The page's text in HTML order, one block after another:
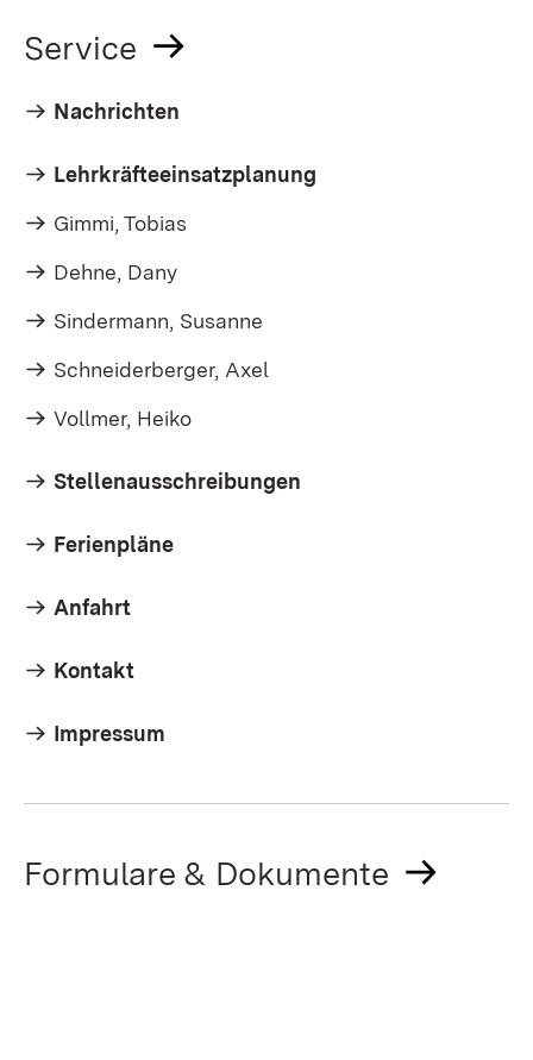
Service
Nachrichten
Lehrkräfteeinsatzplanung
Gimmi, Tobias
Dehne, Dany
Sindermann, Susanne
Schneiderberger, Axel
Vollmer, Heiko
Stellenausschreibungen
Ferienpläne
Anfahrt
Kontakt
Impressum
Formulare & Dokumente